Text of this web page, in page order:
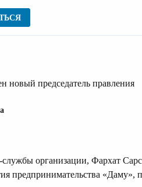
Новости Казахстана
новый председатель правления
организации, Фархат
предпринимательства «Даму»,